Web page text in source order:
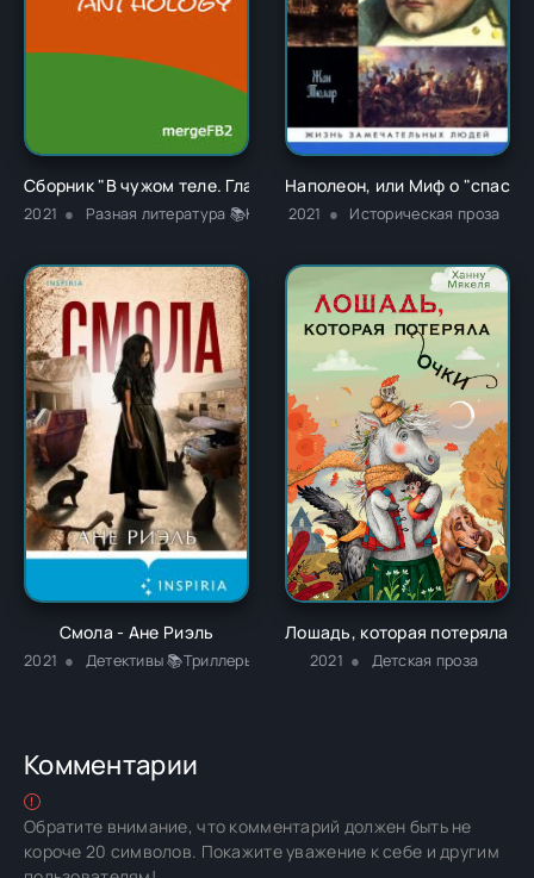
Сборник "В чужом теле. Глава 1" - Ричард Карл Лаймон
2021 Разная литература 📚Классика
Наполеон, или Миф о
2021 Историческая проза
Смола - Ане Риэль
2021 Детективы 📚Триллеры
Лошадь, которая потеряла
2021 Детская проза
Комментарии
Обратите внимание, что комментарий должен быть не
короче 20 символов. Покажите уважение к себе и другим